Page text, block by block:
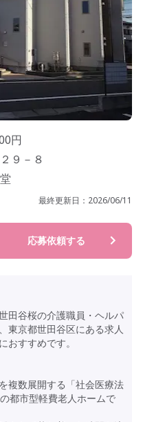
円
９－８
最終更新日： 2026/06/11
応募依頼する
田谷桜の介護職員・ヘルパ
東京都世田谷区にある求人
おすすめです。
複数展開する「社会医療法
都市型軽費老人ホームで